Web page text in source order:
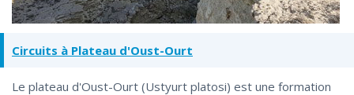
Circuits à Plateau d'Oust-Ourt
Le plateau d'Oust-Ourt (Ustyurt platosi) est une formation